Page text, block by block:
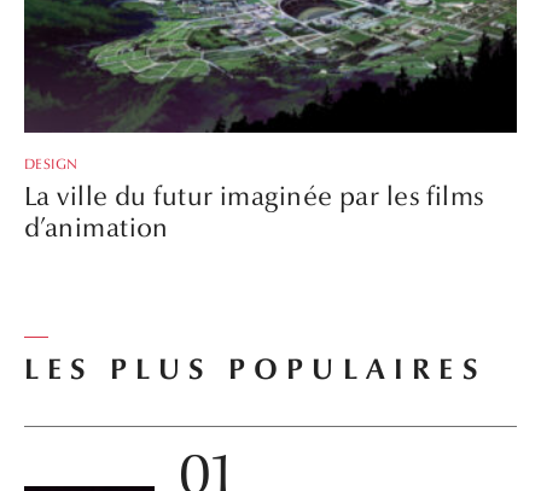
DESIGN
La ville du futur imaginée par les films
d’animation
LES PLUS POPULAIRES